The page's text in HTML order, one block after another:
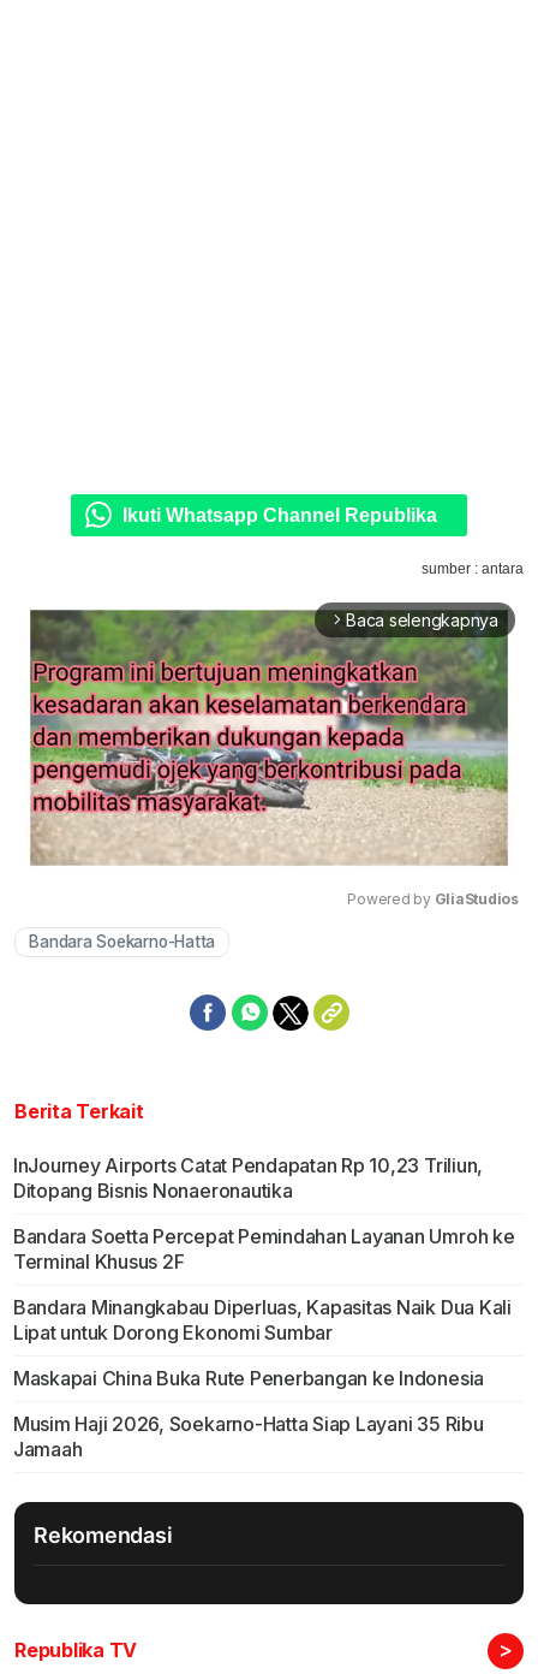
Ikuti Whatsapp Channel Republika
sumber : antara
arrow_forward_ios Baca selengkapnya
Powered by GliaStudios
Bandara Soekarno-Hatta
Berita Terkait
InJourney Airports Catat Pendapatan Rp 10,23 Triliun,
Ditopang Bisnis Nonaeronautika
Bandara Soetta Percepat Pemindahan Layanan Umroh ke
Terminal Khusus 2F
Bandara Minangkabau Diperluas, Kapasitas Naik Dua Kali
Lipat untuk Dorong Ekonomi Sumbar
Maskapai China Buka Rute Penerbangan ke Indonesia
Musim Haji 2026, Soekarno-Hatta Siap Layani 35 Ribu
Jamaah
Rekomendasi
Republika TV >